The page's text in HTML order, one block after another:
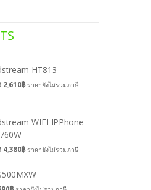
HT813
2,610฿ ราคายังไม่รวมภาษี
WIFI IPPhone
4,380฿ ราคายังไม่รวมภาษี